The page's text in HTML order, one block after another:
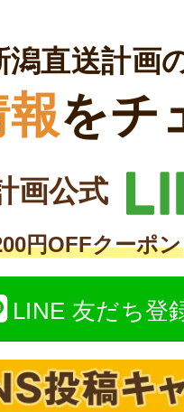
潟直送計画
をチ
画公式
円OFFクーポン
LINE 友だち登